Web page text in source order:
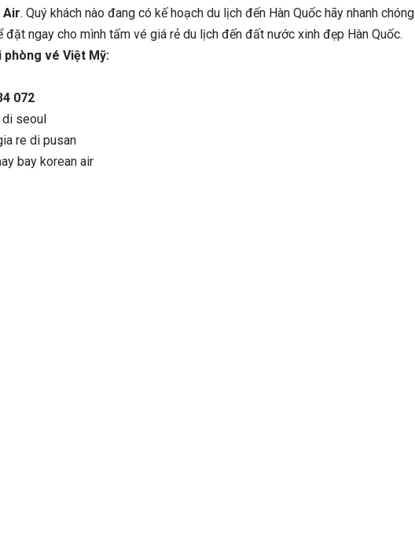
Air. Quý khách nào đang có kế hoạch du lịch đến Hàn Quốc hãy nhanh chóng
đặt ngay cho mình tấm vé giá rẻ du lịch đến đất nước xinh đẹp Hàn Quốc.
vé Việt Mỹ:
072
di seoul
re di pusan
bay korean air